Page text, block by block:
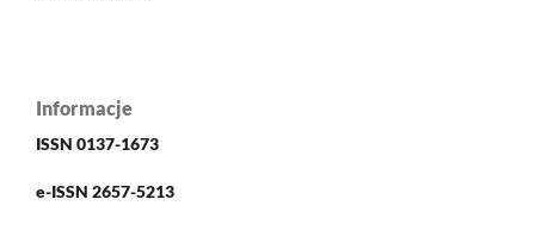
Informacje
ISSN 0137-1673
e-ISSN 2657-5213